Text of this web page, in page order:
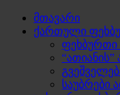
მთავარი
ქართული
საუბრები